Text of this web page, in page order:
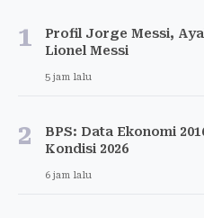
1
Profil Jorge Messi,
Lionel Messi
5 jam lalu
2
BPS: Data Ekonomi
Kondisi 2026
6 jam lalu